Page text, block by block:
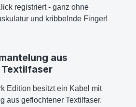
registriert - ganz ohne
und kribbelnde Finger!
aus
Edition besitzt ein Kabel mit
aus geflochtener Textilfaser.